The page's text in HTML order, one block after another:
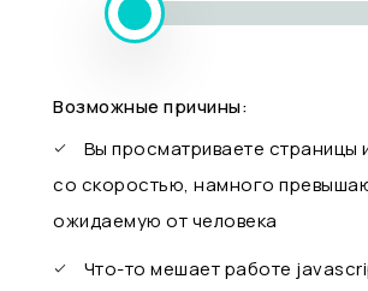
Возможные причины:
Вы просматриваете страницы
со скоростью, намного
ожидаемую от человека
Что-то мешает работе